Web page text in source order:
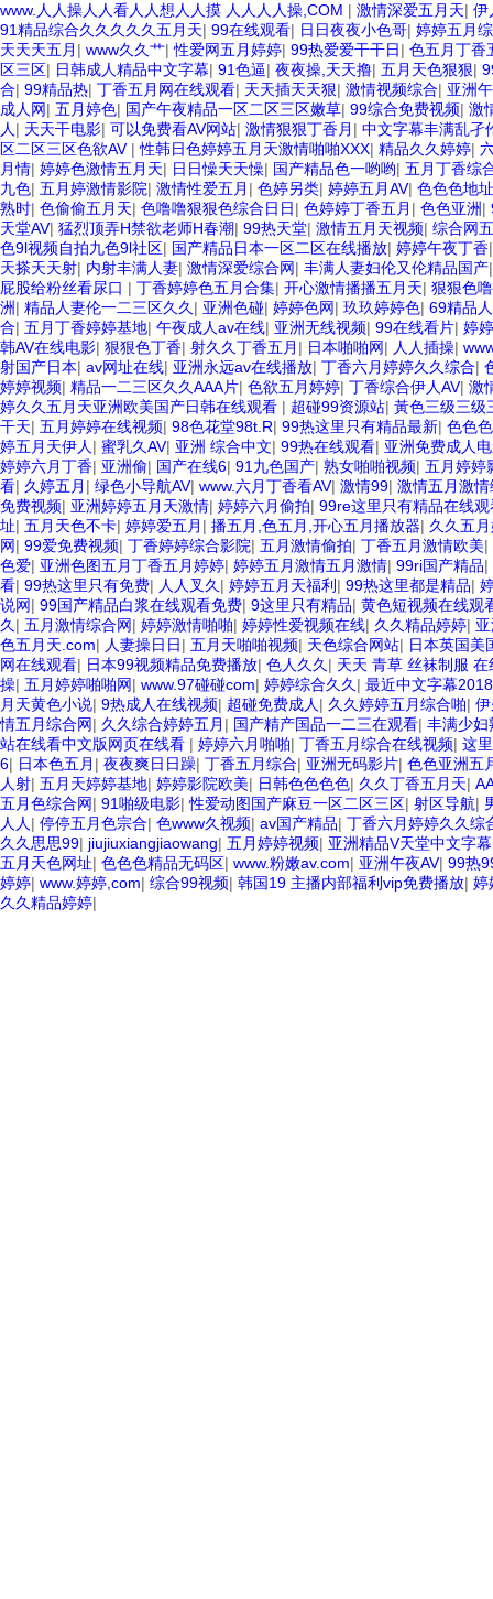
www.人人操人人看人人想人人摸 人人人人操,COM | 激情深爱五月天| 伊
91精品综合久久久久久五月天| 99在线观看| 日日夜夜小色哥| 婷婷五月
天天天五月 | www久久艹|性爱网五月婷婷| 99热爱爱干干日| 色五月丁香
区三区| 日韩成人精品中文字幕| 91色逼| 夜夜操,天天撸| 五月天色狠狠|
合| 99精品热| 丁香五月网在线观看| 天天插天天狠| 激情视频综合| 亚洲
成人网| 五月婷色| 国产午夜精品一区二区三区嫩草| 99综合免费视频| 激
人 | 天天干电影| 可以免费看AV网站| 激情狠狠丁香月 | 中文字幕丰满乱孑
区二区三区色欲AV |性韩日色婷婷五月天激情啪啪XXX| 精品久久婷婷|
月情| 婷婷色激情五月天| 日日懆天天懆| 国产精品色一哟哟| 五月丁香综
九色| 五月婷激情影院| 激情性爱五月 | 色婷另类| 婷婷五月AV| 色色色地址
熟时| 色偷偷五月天| 色噜噜狠狠色综合日日| 色婷婷丁香五月 | 色色亚洲|
天堂AV| 猛烈顶弄H禁欲老师H春潮| 99热天堂| 激情五月天视频| 综合网
色9l视频自拍九色9l社区| 国产精品日本一区二区在线播放| 婷婷午夜丁香
天搽天天射| 内射丰满人妻| 激情深爱综合网| 丰满人妻妇伦又伦精品国产
屁股给粉丝看尿口 | 丁香婷婷色五月合集| 开心激情播播五月天| 狠狠色
洲| 精品人妻伦一二三区久久 | 亚洲色碰| 婷婷色网| 玖玖婷婷色| 69精品
合| 五月丁香婷婷基地| 午夜成人av在线| 亚洲无线视频| 99在线看片| 婷
韩AV在线电影| 狠狠色丁香| 射久久丁香五月 | 日本啪啪网| 人人插操|
射国产日本| av网址在线| 亚洲永远av在线播放| 丁香六月婷婷久久综合|
婷婷视频| 精品一二三区久久AAA片| 色欲五月婷婷| 丁香综合伊人AV| 激
婷久久五月天亚洲欧美国产日韩在线观看 | 超碰99资源站| 黃色三级三级
干天| 五月婷婷在线视频| 98色花堂98t.R| 99热这里只有精品最新| 色色
婷五月天伊人 | 蜜乳久AV| 亚洲 综合中文| 99热在线观看| 亚洲免费成人
婷婷六月丁香| 亚洲偷| 国产在线6| 91九色国产| 熟女啪啪视频| 五月婷婷
看| 久婷五月 | 绿色小导航AV| www.六月丁香看AV| 激情99| 激情五月激
免费视频| 亚洲婷婷五月天激情| 婷婷六月偷拍| 99re这里只有精品在线观
址| 五月天色不卡| 婷婷爱五月 | 播五月,色五月,开心五月播放器| 久久五
网| 99爱免费视频| 丁香婷婷综合影院| 五月激情偷拍| 丁香五月激情欧美|
色爱| 亚洲色图五月丁香五月婷婷| 婷婷五月激情五月激情| 99ri国产精品|
看| 99热这里只有免费| 人人叉久 | 婷婷五月天福利 | 99热这里都是精品|
说网| 99国产精品白浆在线观看免费| 9这里只有精品| 黄色短视频在线观
久 | 五月激情综合网| 婷婷激情啪啪| 婷婷性爱视频在线| 久久精品婷婷|
色五月天.com| 人妻操日日| 五月天啪啪视频| 天色综合网站| 日本英国美
网在线观看| 日本99视频精品免费播放| 色人久久 | 天天 青草 丝袜制服 在
操| 五月婷婷啪啪网| www.97碰碰com| 婷婷综合久久 | 最近中文字幕2018
月天黄色小说| 9热成人在线视频| 超碰免费成人 | 久久婷婷五月综合啪|
情五月综合网| 久久综合婷婷五月 | 国产精产国品一二三在观看| 丰满少妇
站在线看中文版网页在线看 | 婷婷六月啪啪| 丁香五月综合在线视频| 这
6| 日本色五月 | 夜夜爽日日躁| 丁香五月综合| 亚洲无码影片| 色色亚洲五
人射| 五月天婷婷基地| 婷婷影院欧美| 日韩色色色色| 久久丁香五月天|
五月色综合网| 91啪级电影|性爱动图国产麻豆一区二区三区| 射区导航|
人人 | 停停五月色宗合| 色www久视频| av国产精品| 丁香六月婷婷久久综
久久思思99| jiujiuxiangjiaowang| 五月婷婷视频| 亚洲精品V天堂中文字幕
五月天色网址| 色色色精品无码区| www.粉嫩av.com| 亚洲午夜AV| 99热
婷婷| www.婷婷,com| 综合99视频| 韩国19 主播内部福利vip免费播放| 婷
久久精品婷婷|